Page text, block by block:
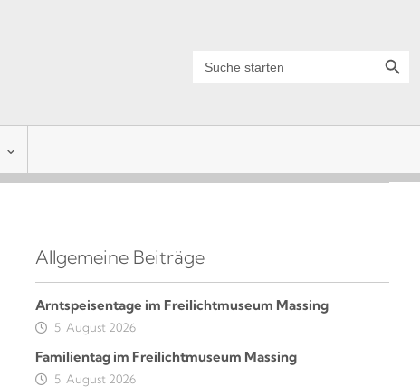
for:
Allgemeine Beiträge
Arntspeisentage im Freilichtmuseum Massing
5. August 2026
Familientag im Freilichtmuseum Massing
5. August 2026